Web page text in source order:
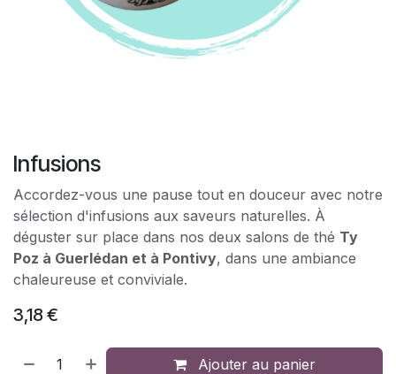
Infusions
Accordez-vous une pause tout en douceur avec notre
sélection d'infusions aux saveurs naturelles. À
déguster sur place dans nos deux salons de thé Ty
Poz à Guerlédan et à Pontivy, dans une ambiance
chaleureuse et conviviale.
3,18€
Ajouter au panier